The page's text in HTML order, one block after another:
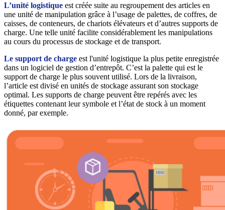
L’unité logistique est créée suite au regroupement des articles en
une unité de manipulation grâce à l’usage de palettes, de coffres, de
caisses, de conteneurs, de chariots élévateurs et d’autres supports de
charge. Une telle unité facilite considérablement les manipulations
au cours du processus de stockage et de transport.
Le support de charge est l'unité logistique la plus petite enregistrée
dans un logiciel de gestion d’entrepôt. C’est la palette qui est le
support de charge le plus souvent utilisé. Lors de la livraison,
l’article est divisé en unités de stockage assurant son stockage
optimal. Les supports de charge peuvent être repérés avec les
étiquettes contenant leur symbole et l’état de stock à un moment
donné, par exemple.